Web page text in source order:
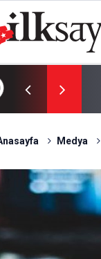
izin vermeyelim”
Medya